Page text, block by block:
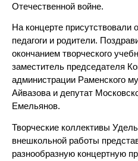
Отечественной войне.
На концерте присутствовали
педагоги и родители.
окончанием творческого
заместитель председателя
администрации Раменского
Айвазова и депутат
Емельянов.
Творческие коллективы
внешкольной работы
разнообразную концертную